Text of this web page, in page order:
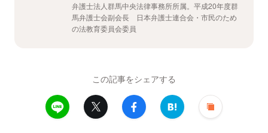
弁護士法人群馬中央法律事務所所属。平成20年度群
馬弁護士会副会長 日本弁護士連合会・市民のため
の法教育委員会委員
この記事をシェアする